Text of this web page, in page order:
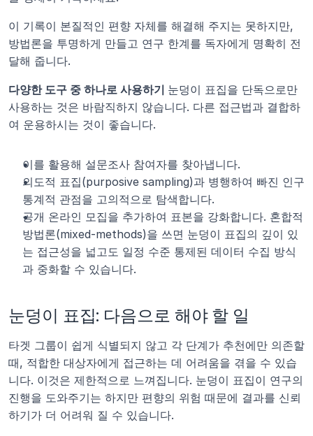
이 기록이 본질적인 편향 자체를 해결해 주지는 못하지만,
방법론을 투명하게 만들고 연구 한계를 독자에게 명확히 전
달해 줍니다.
다양한 도구 중 하나로 사용하기 눈덩이 표집을 단독으로만
사용하는 것은 바람직하지 않습니다. 다른 접근법과 결합하
여 운용하시는 것이 좋습니다.
이를 활용해 설문조사 참여자를 찾아냅니다.
의도적 표집(purposive sampling)과 병행하여 빠진 인구
통계적 관점을 고의적으로 탐색합니다.
공개 온라인 모집을 추가하여 표본을 강화합니다. 혼합적
방법론(mixed-methods)을 쓰면 눈덩이 표집의 깊이 있
는 접근성을 넓고도 일정 수준 통제된 데이터 수집 방식
과 중화할 수 있습니다.
눈덩이 표집: 다음으로 해야 할 일
타겟 그룹이 쉽게 식별되지 않고 각 단계가 추천에만 의존할
때, 적합한 대상자에게 접근하는 데 어려움을 겪을 수 있습
니다. 이것은 제한적으로 느껴집니다. 눈덩이 표집이 연구의
진행을 도와주기는 하지만 편향의 위험 때문에 결과를 신뢰
하기가 더 어려워 질 수 있습니다.